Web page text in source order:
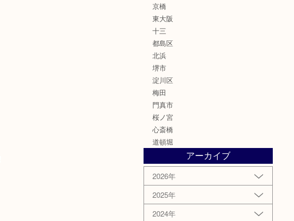
京橋
東大阪
十三
都島区
北浜
堺市
淀川区
梅田
門真市
桜ノ宮
心斎橋
道頓堀
アーカイブ
2026年
2025年
2024年